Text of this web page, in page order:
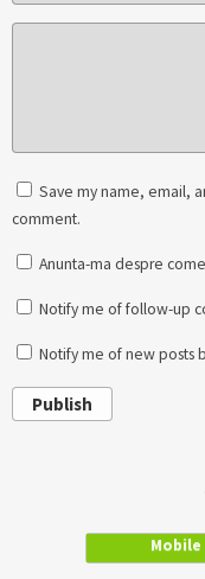
Save my name, email,
comment.
Anunta-ma despre
Notify me of follow-up
Notify me of new posts
Publish
Mobile